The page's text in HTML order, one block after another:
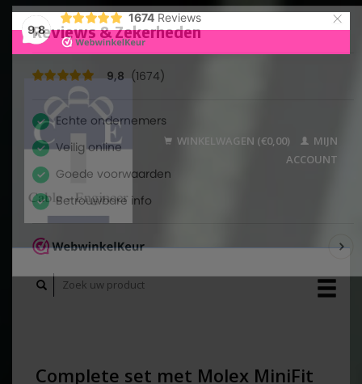
9,8
1674 Reviews ×
WINKELWAGEN (€0,00)
MIJN
ACCOUNT
Complete set met Molex MiniFit